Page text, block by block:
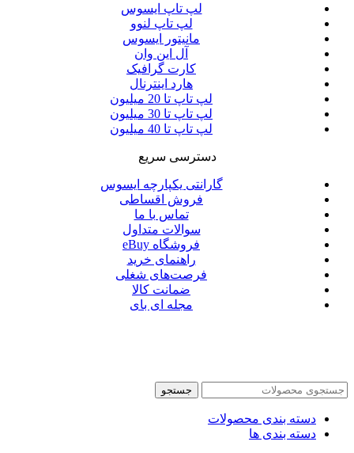
لپ تاپ ایسوس
لپ تاپ لنوو
مانیتور ایسوس
آل این وان
کارت گرافیک
هارد اینترنال
لپ تاپ تا 20 میلیون
لپ تاپ تا 30 میلیون
لپ تاپ تا 40 میلیون
دسترسی سریع
گارانتی یکپارچه ایسوس
فروش اقساطی
تماس با ما
سوالات متداول
فروشگاه eBuy
راهنمای خرید
فرصت‌های شغلی
ضمانت کالا
مجله ای بای
جستجو
دسته بندی محصولات
دسته بندی ها